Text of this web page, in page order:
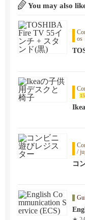
You may also
os
/
コ